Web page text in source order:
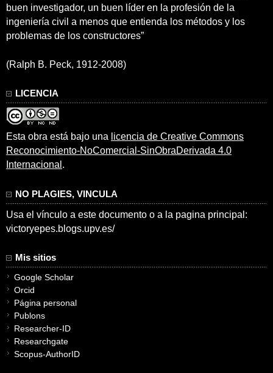
buen investigador, un buen líder en la profesión de la
ingeniería civil a menos que entienda los métodos y los
problemas de los constructores”
(Ralph B. Peck, 1912-2008)
LICENCIA
Esta obra está bajo una licencia de Creative Commons
Reconocimiento-NoComercial-SinObraDerivada 4.0
Internacional .
NO PLAGIES, VINCULA
Usa el vínculo a este documento o a la pagina principal:
victoryepes.blogs.upv.es/
Mis sitios
Google Scholar
Orcid
Página personal
Publons
Researcher-ID
Researchgate
Scopus-AuthorID